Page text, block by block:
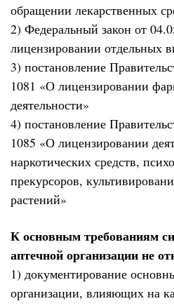
обращении лекарственных
2) Федеральный закон от
лицензировании отдельных
3) постановление
1081 «О лицензировании
деятельности»
4) постановление
1085 «О лицензировании
наркотических средств,
прекурсоров,
растений»
К основным требованиям
аптечной организации не
1) документирование
организации, влияющих на